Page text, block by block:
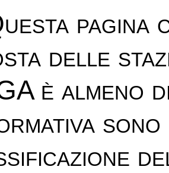
delle
è almeno